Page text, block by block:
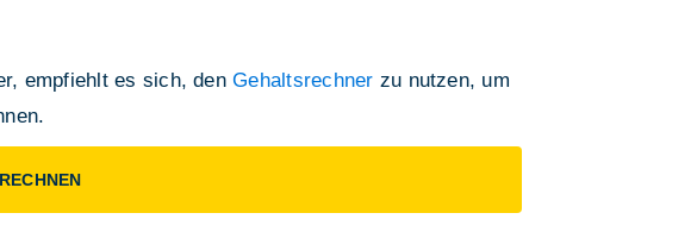
empfiehlt es sich, denGehaltsrechner zu nutzen, um